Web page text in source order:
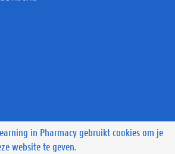
in Pharmacy gebruikt cookies om je
website te geven.